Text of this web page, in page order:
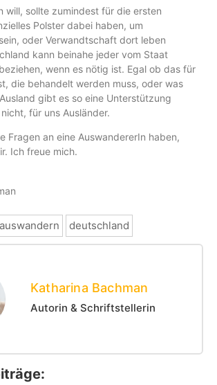
will, sollte zumindest für die ersten
Polster dabei haben, um
oder Verwandtschaft dort leben
kann beinahe jeder vom Staat
wenn es nötig ist. Egal ob das für
die behandelt werden muss, oder was
gibt es so eine Unterstützung
für uns Ausländer.
Fragen an eine AuswandererIn haben,
Ich freue mich.
auswandern deutschland
Katharina Bachman
Autorin & Schriftstellerin